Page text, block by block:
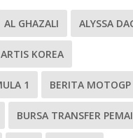
AL GHAZALI ALYSSA
ARTIS KOREA
1 BERITA MOTOGP
BURSA TRANSFER